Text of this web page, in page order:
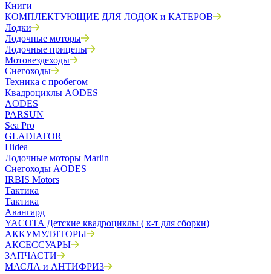
Книги
КОМПЛЕКТУЮЩИЕ ДЛЯ ЛОДОК и КАТЕРОВ
Лодки
Лодочные моторы
Лодочные прицепы
Мотовездеходы
Снегоходы
Техника с пробегом
Квадроциклы AODES
AODES
PARSUN
Sea Pro
GLADIATOR
Hidea
Лодочные моторы Marlin
Снегоходы AODES
IRBIS Motors
Тактика
Тактика
Авангард
YACOTA Детские квадроциклы ( к-т для сборки)
АККУМУЛЯТОРЫ
АКСЕССУАРЫ
ЗАПЧАСТИ
МАСЛА и АНТИФРИЗ